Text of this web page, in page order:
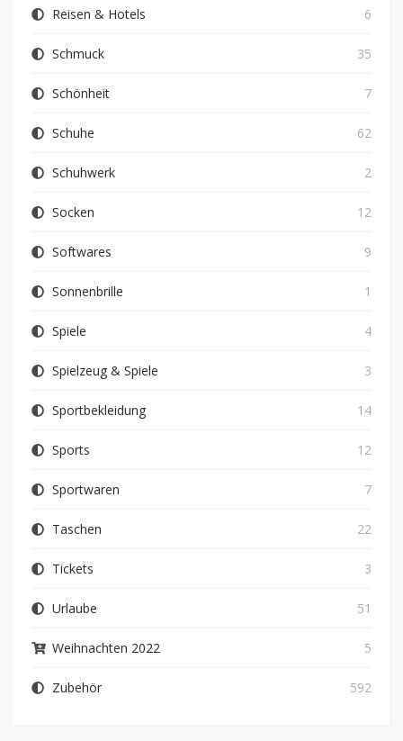
Reisen & Hotels 6
Schmuck 35
Schönheit 7
Schuhe 62
Schuhwerk 2
Socken 12
Softwares 9
Sonnenbrille 1
Spiele 4
Spielzeug & Spiele 3
Sportbekleidung 14
Sports 12
Sportwaren 7
Taschen 22
Tickets 3
Urlaube 51
Weihnachten 2022 5
Zubehör 592